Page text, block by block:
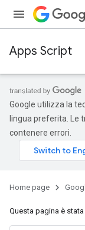
Apps Script
Google utilizza la
lingua preferita. Le
contenere errori.
Home page
Questa pagina è stata